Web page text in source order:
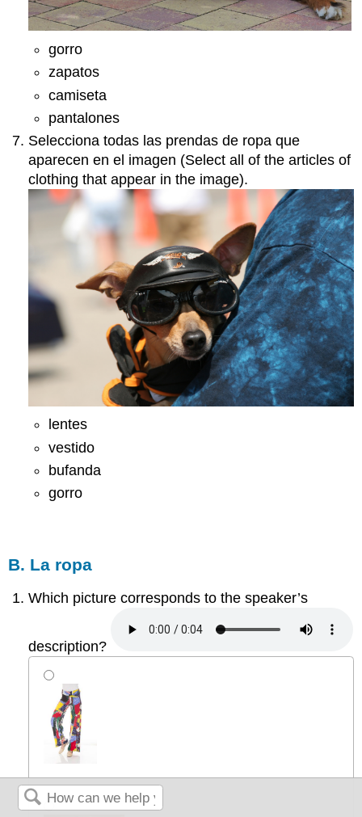
gorro
zapatos
camiseta
pantalones
Selecciona todas las prendas de ropa que
aparecen en el imagen (Select all of the articles of
clothing that appear in the image).
lentes
vestido
bufanda
gorro
B. La ropa
Which picture corresponds to the speaker’s
description?